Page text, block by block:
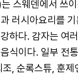
스웨덴에서 쓰
러시아요리를
하다. 감자는 여
식이다. 일부 전
, 순록스튜, 훈제